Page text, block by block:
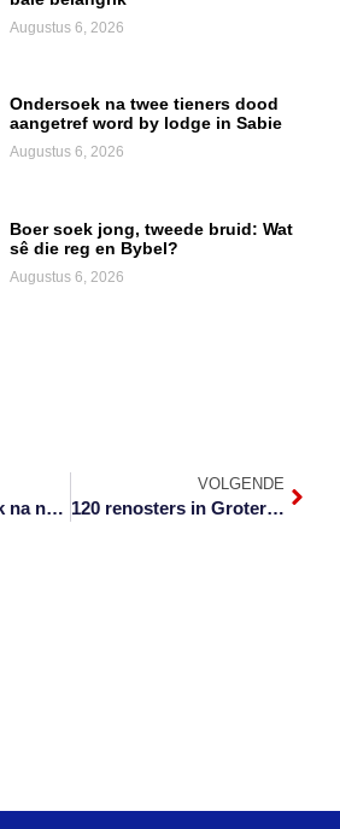
Augustus 6, 2026
Ondersoek na twee tieners dood
aangetref word by lodge in Sabie
Augustus 6, 2026
Boer soek jong, tweede bruid: Wat
sê die reg en Bybel?
Augustus 6, 2026
Verdagtes gesoek na noodlottige skietery in Hazyview
VOLGENDE
120 renosters in Groter Kruger-gebied hervestig